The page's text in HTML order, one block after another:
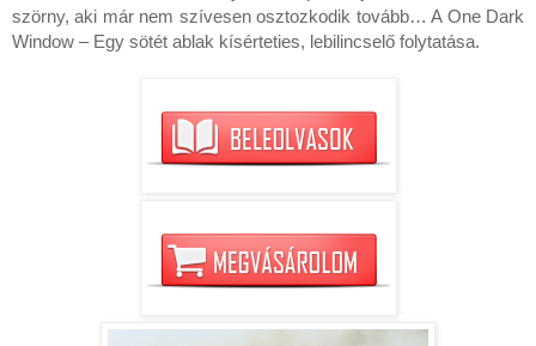
szörny, aki már nem szívesen osztozkodik tovább… A One Dark
Window – Egy sötét ablak kísérteties, lebilincselő folytatása.